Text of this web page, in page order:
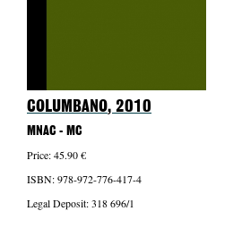
COLUMBANO, 2010
MNAC - MC
Price: 45.90 €
ISBN: 978-972-776-417-4
Legal Deposit: 318 696/1